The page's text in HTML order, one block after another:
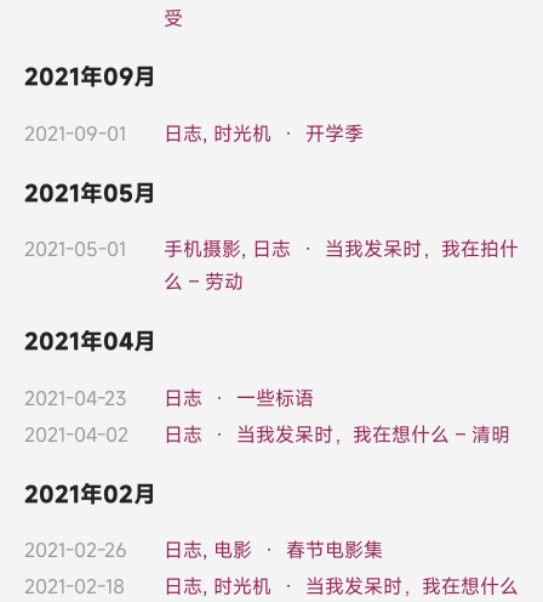
受
2021年09月
2021-09-01 日志, 时光机 · 开学季
2021年05月
2021-05-01 手机摄影, 日志 · 当我发呆时，我在拍什
么 – 劳动
2021年04月
2021-04-23 日志 · 一些标语
2021-04-02
日志 · 当我发呆时，我在想什么 – 清明
2021年02月
2021-02-26 日志, 电影 · 春节电影集
2021-02-18
日志, 时光机 · 当我发呆时，我在想什么